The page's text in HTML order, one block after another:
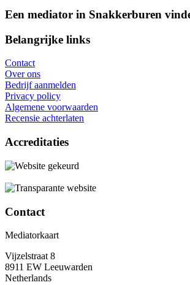
Een mediator in Snakkerburen
Belangrijke links
Contact
Over ons
Bedrijf aanmelden
Privacy policy
Algemene voorwaarden
Recensie achterlaten
Accreditaties
Contact
Mediatorkaart
Vijzelstraat 8
8911 EW Leeuwarden
Netherlands